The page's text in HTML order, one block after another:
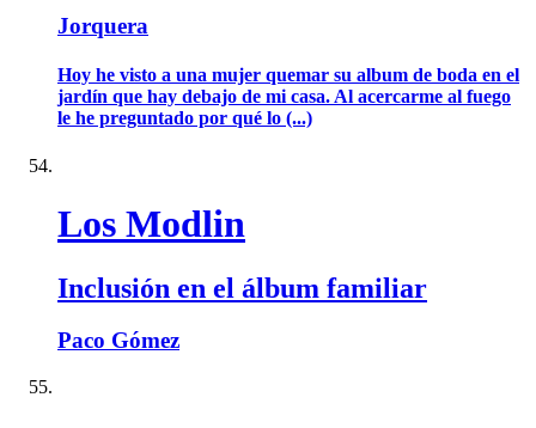
Jorquera
Hoy he visto a una mujer quemar su album de boda en el
jardín que hay debajo de mi casa. Al acercarme al fuego
le he preguntado por qué lo (...)
Los Modlin
Inclusión en el álbum familiar
Paco Gómez